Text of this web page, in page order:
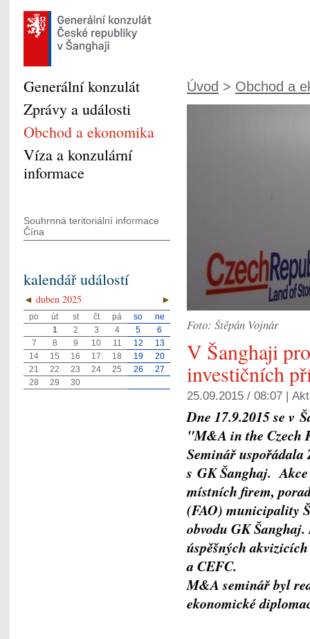
Úvod > Obchod a
Foto: Štěpán Vojnár
V Šanghaji
investičních
25.09.2015 / 08:07 |
Dne 17.9.2015 se v
"M&A in the Czech
Seminář uspořádala
s GK Šanghaj.
místních firem,
(FAO) municipality
obvodu GK
úspěšných
a CEFC.
M&A seminář byl
ekonomické
Generální konzulát
Zprávy a události
Obchod a ekonomika
Víza a konzulární
informace
Souhrnná teritoriální informace
Čína
kalendář událostí
◄ ►
duben 2025
po út st čt pá so
ne
1
2 3 4 5
6
7
8 9 10 11 12
13
14
15 16 17 18 19
20
21
22 23 24 25 26
27
28
29 30